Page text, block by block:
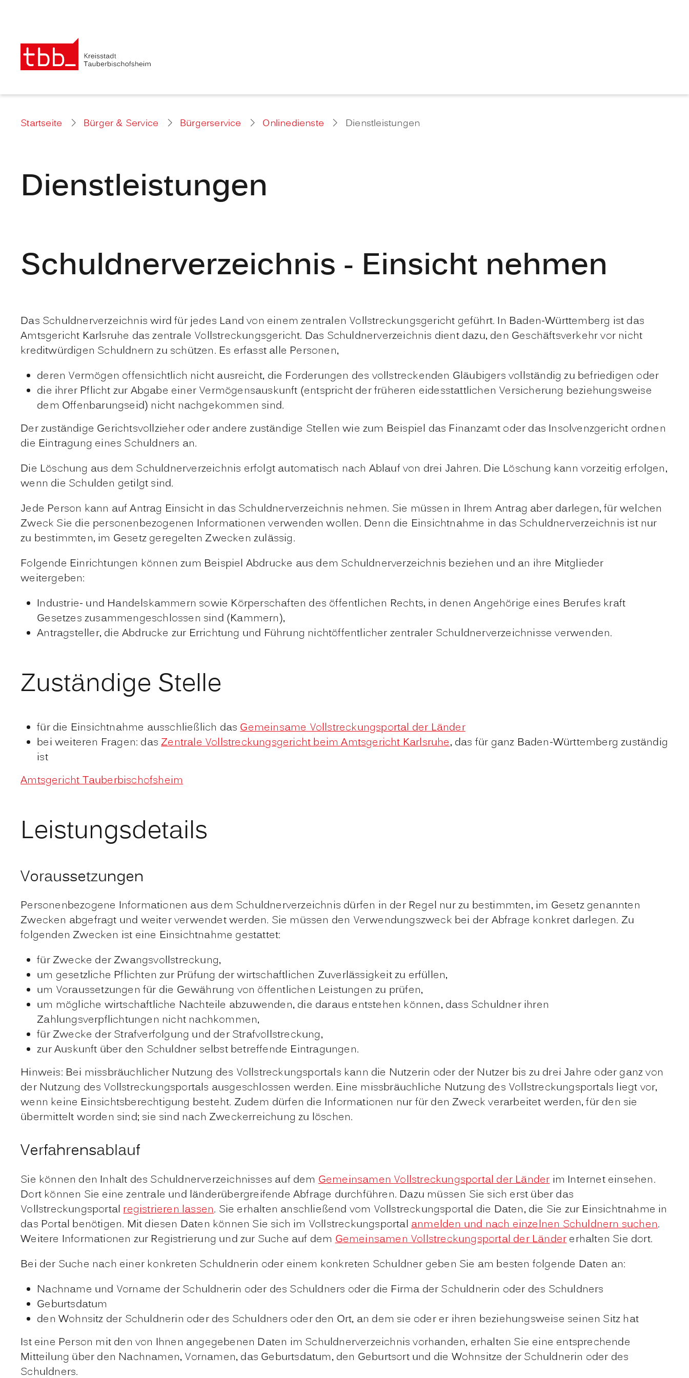
Startseite Bürger & Service Bürgerservice Onlinedienste Dienstleistungen
Dienstleistungen
Schuldnerverzeichnis - Einsicht nehmen
Das Schuldnerverzeichnis wird für jedes Land von einem zentralen Vollstreckungsgericht geführt. In Baden-Württemberg ist das
Amtsgericht Karlsruhe das zentrale Vollstreckungsgericht. Das Schuldnerverzeichnis dient dazu, den Geschäftsverkehr vor nicht
kreditwürdigen Schuldnern zu schützen. Es erfasst alle Personen,
deren Vermögen offensichtlich nicht ausreicht, die Forderungen des vollstreckenden Gläubigers vollständig zu befriedigen oder
die ihrer Pflicht zur Abgabe einer Vermögensauskunft (entspricht der früheren eidesstattlichen Versicherung beziehungsweise
dem Offenbarungseid) nicht nachgekommen sind.
Der zuständige Gerichtsvollzieher oder andere zuständige Stellen wie zum Beispiel das Finanzamt oder das Insolvenzgericht ordnen
die Eintragung eines Schuldners an.
Die Löschung aus dem Schuldnerverzeichnis erfolgt automatisch nach Ablauf von drei Jahren. Die Löschung kann vorzeitig erfolgen,
wenn die Schulden getilgt sind.
Jede Person kann auf Antrag Einsicht in das Schuldnerverzeichnis nehmen. Sie müssen in Ihrem Antrag aber darlegen, für welchen
Zweck Sie die personenbezogenen Informationen verwenden wollen. Denn die Einsichtnahme in das Schuldnerverzeichnis ist nur
zu bestimmten, im Gesetz geregelten Zwecken zulässig.
Folgende Einrichtungen könnenzum Beispiel Abdrucke aus dem Schuldnerverzeichnis beziehen und an ihre Mitglieder
weitergeben:
Industrie- und Handelskammern sowie Körperschaften des öffentlichen Rechts, in denen Angehörige eines Berufes kraft
Gesetzes zusammengeschlossen sind (Kammern),
Antragsteller, die Abdrucke zur Errichtung und Führung nichtöffentlicher zentraler Schuldnerverzeichnisse verwenden.
Zuständige Stelle
für die Einsichtnahme ausschließlich dasGemeinsame Vollstreckungsportal der Länder
bei weiteren Fragen: dasZentrale Vollstreckungsgericht beim Amtsgericht Karlsruhe, das für ganz Baden-Württemberg zuständig
ist
Amtsgericht Tauberbischofsheim
Leistungsdetails
Voraussetzungen
Personenbezogene Informationen aus dem Schuldnerverzeichnis dürfen in der Regel nur zu bestimmten, im Gesetz genannten
Zwecken abgefragt und weiter verwendet werden. Sie müssen den Verwendungszweck bei der Abfrage konkret darlegen. Zu
folgenden Zwecken ist eine Einsichtnahme gestattet:
für Zwecke der Zwangsvollstreckung,
um gesetzliche Pflichten zur Prüfung der wirtschaftlichen Zuverlässigkeit zu erfüllen,
um Voraussetzungen für die Gewährung von öffentlichen Leistungen zu prüfen,
um mögliche wirtschaftliche Nachteile abzuwenden, die daraus entstehen können, dass Schuldner ihren
Zahlungsverpflichtungen nicht nachkommen,
für Zwecke der Strafverfolgung und der Strafvollstreckung,
zur Auskunft über den Schuldner selbst betreffende Eintragungen.
Hinweis: Bei missbräuchlicher Nutzung des Vollstreckungsportals kann die Nutzerin oder der Nutzer bis zu drei Jahre oder ganz von
der Nutzung des Vollstreckungsportals ausgeschlossen werden. Eine missbräuchliche Nutzung des Vollstreckungsportals liegt vor,
wenn keine Einsichtsberechtigung besteht. Zudem dürfen die Informationen nur für den Zweck verarbeitet werden, für den sie
übermittelt worden sind; sie sind nach Zweckerreichung zu löschen.
Verfahrensablauf
Sie können den Inhalt des Schuldnerverzeichnisses auf demGemeinsamen Vollstreckungsportal der Länderim Internet einsehen.
Dort können Sie eine zentrale und länderübergreifende Abfrage durchführen. Dazu müssen Sie sich erst über das
Vollstreckungsportalregistrieren lassen. Sie erhalten anschließend vom Vollstreckungsportal die Daten, die Sie zur Einsichtnahme in
das Portal benötigen. Mit diesen Daten können Sie sich im Vollstreckungsportal anmelden und nach einzelnen Schuldnern suchen.
Weitere Informationen zur Registrierung und zur Suche auf demGemeinsamen Vollstreckungsportal der Ländererhalten Sie dort.
Bei der Suche nach einer konkreten Schuldnerin oder einem konkreten Schuldner geben Sie am besten folgende Daten an:
Nachname und Vorname der Schuldnerin oder des Schuldners oder die Firma der Schuldnerin oder des Schuldners
Geburtsdatum
den Wohnsitz der Schuldnerin oder des Schuldners oder den Ort, an dem sie oder er ihren beziehungsweise seinen Sitz hat
Ist eine Person mit den von Ihnen angegebenen Daten im Schuldnerverzeichnis vorhanden, erhalten Sie eine entsprechende
Mitteilung über den Nachnamen, Vornamen, das Geburtsdatum, den Geburtsort und die Wohnsitze der Schuldnerin oder des
Schuldners.